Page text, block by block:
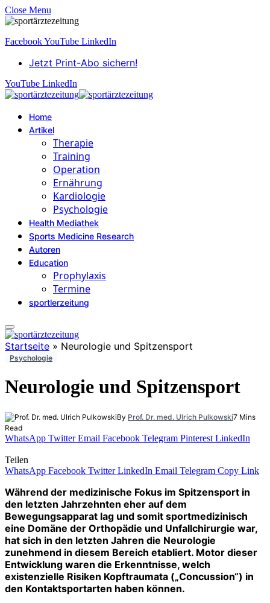
Close Menu
FacebookYouTube LinkedIn
Jetzt Print-Abo sichern!
YouTube LinkedIn
Home
Artikel
Therapie
Training
Operation
Ernährung
Kardiologie
Psychologie
Health Mediathek
Sports Medicine Research
Autoren
Education
Prophylaxis
Termine
sportlerzeitung
Startseite » Neurologie und Spitzensport
Psychologie
Neurologie und Spitzensport
By Prof. Dr. med. Ulrich Pulkowski7 Mins
Read
WhatsApp Twitter Email Facebook Telegram Pinterest LinkedIn
Teilen
WhatsApp Facebook Twitter LinkedIn Email Telegram Copy Link
Während der medizinische Fokus im Spitzensport in
den letzten Jahrzehnten eher auf dem
Bewegungsapparat lag und somit sportmedizinisch
eine Domäne der Orthopädie und Unfallchirurgie war,
hat sich in den letzten Jahren die Neurologie
zunehmend in diesem Bereich etabliert. Motor dieser
Entwicklung waren die Erkenntnisse, welch
existenzielle Risiken Kopftraumata („Concussion“) in
den Kontaktsportarten haben können.